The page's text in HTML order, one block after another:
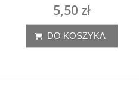
5,50 zł
DO KOSZYKA